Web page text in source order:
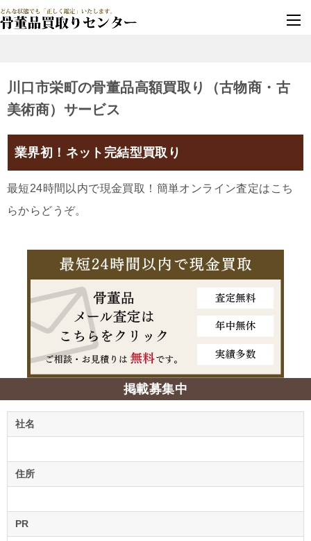
川口市栄町の骨董品高額買取り（古物商・古
美術商）サービス
業界初！ネット完結型買取り
最短24時間以内で現金買取！簡単オンライン査定はこち
らからどうぞ。
掲載募集中
社名
住所
PR